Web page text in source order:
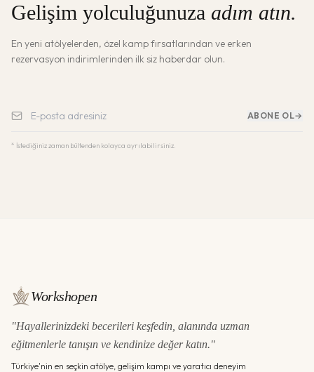
Gelişim yolculuğunuza adım atın.
En yeni atölyelerden, özel kamp fırsatlarından ve erken
rezervasyon indirimlerinden ilk siz haberdar olun.
ABONE OL→
* İstediğiniz zaman bültenden kolayca ayrılabilirsiniz.
Workshopen
"Hayallerinizdeki becerileri keşfedin, alanında uzman
eğitmenlerle tanışın ve kendinize değer katın."
Türkiye'nin en seçkin atölye, gelişim kampı ve yaratıcı deneyim